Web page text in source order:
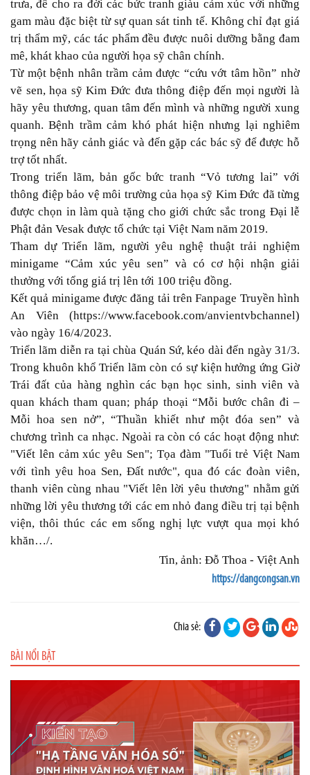
trưa, để cho ra đời các bức tranh giàu cảm xúc với những
gam màu đặc biệt từ sự quan sát tinh tế. Không chỉ đạt giá
trị thẩm mỹ, các tác phẩm đều được nuôi dưỡng bằng đam
mê, khát khao của người họa sỹ chân chính.
Từ một bệnh nhân trầm cảm được “cứu vớt tâm hồn” nhờ
vẽ sen, họa sỹ Kim Đức đưa thông điệp đến mọi người là
hãy yêu thương, quan tâm đến mình và những người xung
quanh. Bệnh trầm cảm khó phát hiện nhưng lại nghiêm
trọng nên hãy cảnh giác và đến gặp các bác sỹ để được hỗ
trợ tốt nhất.
Trong triển lãm, bản gốc bức tranh “Vỏ tương lai” với
thông điệp bảo vệ môi trường của họa sỹ Kim Đức đã từng
được chọn in làm quà tặng cho giới chức sắc trong Đại lễ
Phật đản Vesak được tổ chức tại Việt Nam năm 2019.
Tham dự Triển lãm, người yêu nghệ thuật trải nghiệm
minigame “Cảm xúc yêu sen” và có cơ hội nhận giải
thưởng với tổng giá trị lên tới 100 triệu đồng.
Kết quả minigame được đăng tải trên Fanpage Truyền hình
An Viên (https://www.facebook.com/anvientvbchannel)
vào ngày 16/4/2023.
Triển lãm diễn ra tại chùa Quán Sứ, kéo dài đến ngày 31/3.
Trong khuôn khổ Triển lãm còn có sự kiện hưởng ứng Giờ
Trái đất của hàng nghìn các bạn học sinh, sinh viên và
quan khách tham quan; pháp thoại “Mỗi bước chân đi –
Mỗi hoa sen nở”, “Thuần khiết như một đóa sen” và
chương trình ca nhạc. Ngoài ra còn có các hoạt động như:
"Viết lên cảm xúc yêu Sen"; Tọa đàm "Tuổi trẻ Việt Nam
với tình yêu hoa Sen, Đất nước", qua đó các đoàn viên,
thanh viên cùng nhau "Viết lên lời yêu thương" nhằm gửi
những lời yêu thương tới các em nhỏ đang điều trị tại bệnh
viện, thôi thúc các em sống nghị lực vượt qua mọi khó
khăn…/.
Tin, ảnh: Đỗ Thoa - Việt Anh
https://dangcongsan.vn
Chia sẻ:
BÀI NỔI BẬT